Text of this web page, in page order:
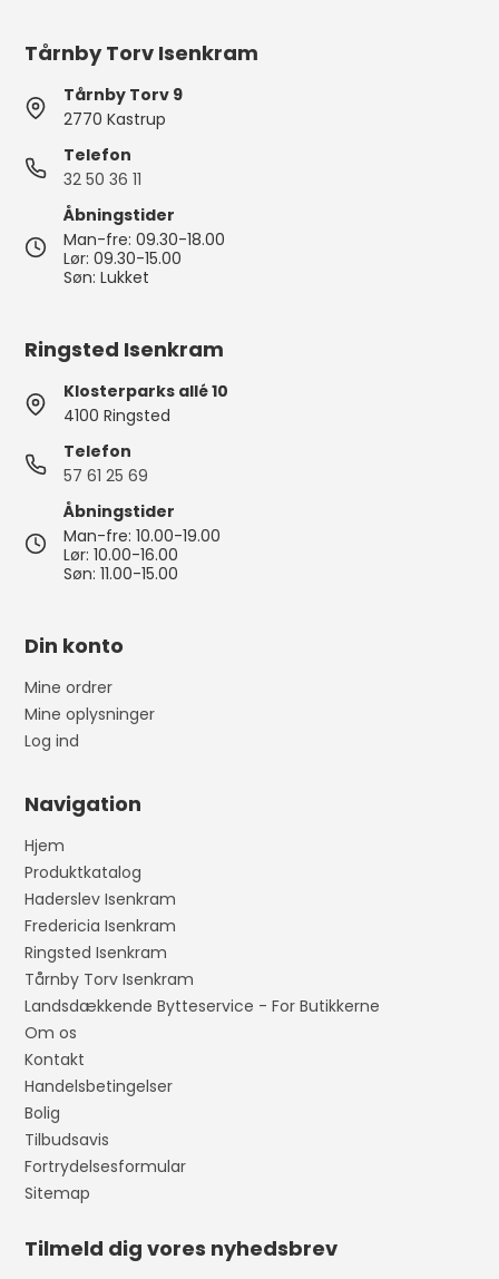
Tårnby Torv Isenkram
Tårnby Torv 9
2770 Kastrup
Telefon
32 50 36 11
Åbningstider
Man-fre: 09.30-18.00
Lør: 09.30-15.00
Søn: Lukket
Ringsted Isenkram
Klosterparks allé 10
4100 Ringsted
Telefon
57 61 25 69
Åbningstider
Man-fre: 10.00-19.00
Lør: 10.00-16.00
Søn: 11.00-15.00
Din konto
Mine ordrer
Mine oplysninger
Log ind
Navigation
Hjem
Produktkatalog
Haderslev Isenkram
Fredericia Isenkram
Ringsted Isenkram
Tårnby Torv Isenkram
Landsdækkende Bytteservice - For Butikkerne
Om os
Kontakt
Handelsbetingelser
Bolig
Tilbudsavis
Fortrydelsesformular
Sitemap
Tilmeld dig vores nyhedsbrev